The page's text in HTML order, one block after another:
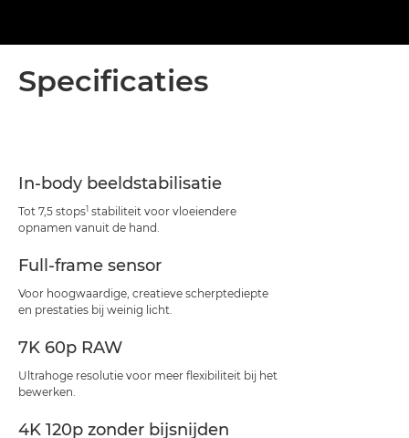
Specificaties
In-body beeldstabilisatie
Tot 7,5 stops1 stabiliteit voor vloeiendere
opnamen vanuit de hand.
Full-frame sensor
Voor hoogwaardige, creatieve scherptediepte
en prestaties bij weinig licht.
7K 60p RAW
Ultrahoge resolutie voor meer flexibiliteit bij het
bewerken.
4K 120p zonder bijsnijden